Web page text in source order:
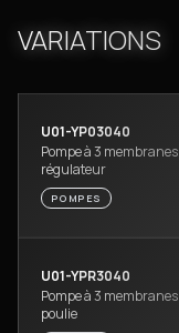
VARIATIONS
U01-YP03040
Pompe à 3
régulateur
POMPES
U01-YPR3040
Pompe à 3
poulie